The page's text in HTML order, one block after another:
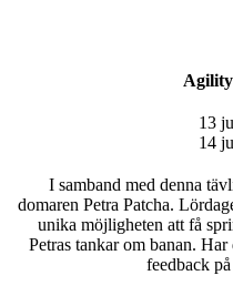
13
14
I samband med denna
domaren Petra Patcha.
unika möjligheten att få
Petras tankar om banan.
feedback